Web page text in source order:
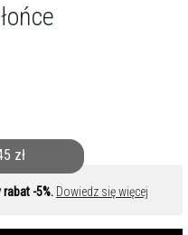
zł
rabat -5%. Dowiedz się więcej